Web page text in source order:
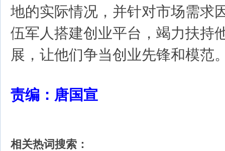
地的实际情况，并针对市场需求
伍军人搭建创业平台，竭力扶持
展，让他们争当创业先锋和模范
责编：唐国宣
相关热词搜索：